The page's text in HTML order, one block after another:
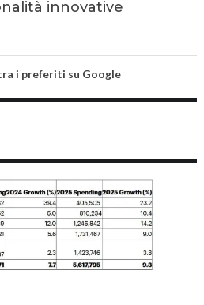
innovative
i preferiti su Google